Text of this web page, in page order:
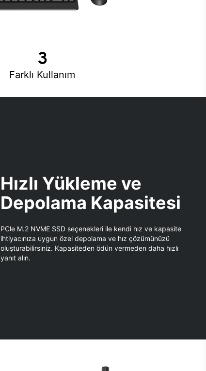
3
Farklı Kullanım
Hızlı Yükleme ve
Depolama Kapasitesi
PCle M.2 NVME SSD seçenekleri ile kendi hız ve kapasite
ihtiyacınıza uygun özel depolama ve hız çözümünüzü
oluşturabilirsiniz. Kapasiteden ödün vermeden daha hızlı
yanıt alın.